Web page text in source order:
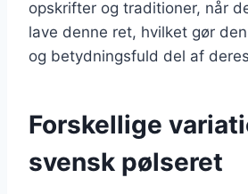
opskrifter og traditioner, når
lave denne ret, hvilket gør
og betydningsfuld del af
Forskellige
svensk pølseret